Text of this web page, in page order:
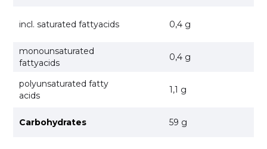
incl. saturated fattyacids 0,4 g
monounsaturated
fattyacids
0,4 g
polyunsaturated fatty
acids
1,1 g
Carbohydrates 59 g